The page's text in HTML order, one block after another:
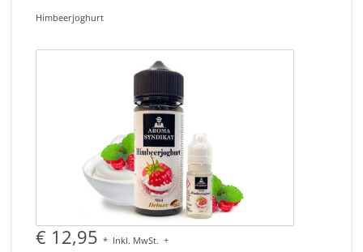
Himbeerjoghurt
€ 12,95 * Inkl. MwSt. +